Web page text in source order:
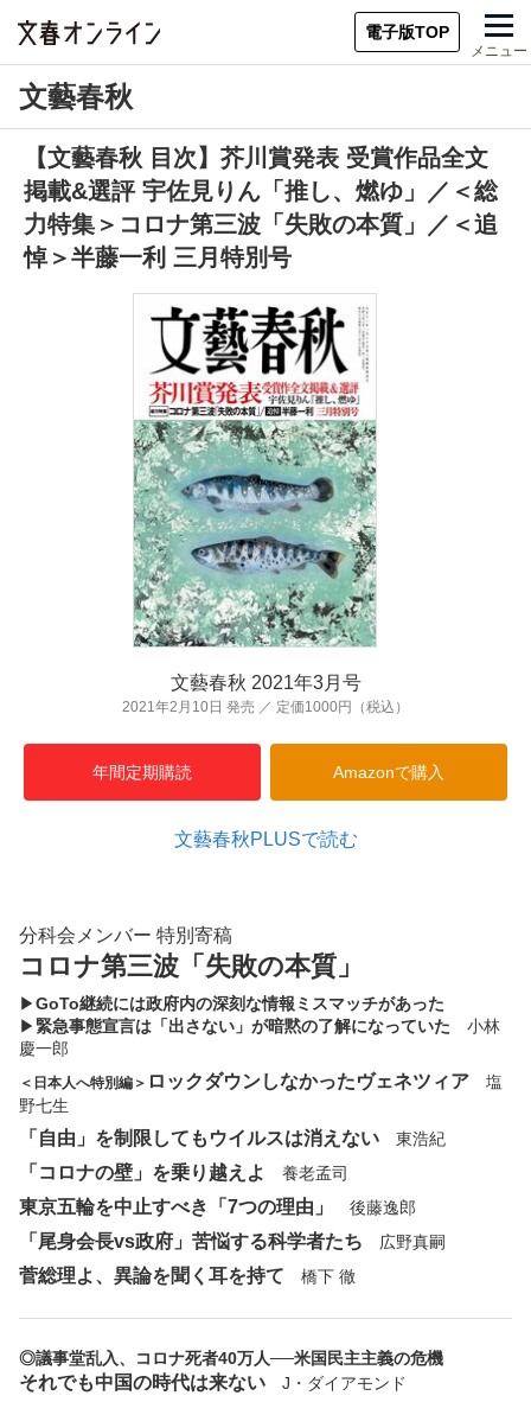
電子版TOP
メニュー
文藝春秋
【文藝春秋 目次】芥川賞発表 受賞作品全文
掲載&選評 宇佐見りん「推し、燃ゆ」／＜総
力特集＞コロナ第三波「失敗の本質」／＜追
悼＞半藤一利 三月特別号
文藝春秋 2021年3月号
2021年2月10日 発売 ／ 定価1000円（税込）
年間定期購読 Amazonで購入
文藝春秋PLUSで読む
分科会メンバー 特別寄稿
コロナ第三波「失敗の本質」
▶︎GoTo継続には政府内の深刻な情報ミスマッチがあった
▶︎ 緊急事態宣言は「出さない」が暗黙の了解になっていた 小林
慶一郎
＜日本人へ特別編＞ ロックダウンしなかったヴェネツィア 塩
野七生
「自由」を制限してもウイルスは消えない 東浩紀
「コロナの壁」を乗り越えよ 養老孟司
東京五輪を中止すべき「7つの理由」 後藤逸郎
「尾身会長vs政府」苦悩する科学者たち 広野真嗣
菅総理よ、異論を聞く耳を持て 橋下 徹
◎議事堂乱入、コロナ死者40万人──米国民主主義の危機
それでも中国の時代は来ない J・ダイアモンド